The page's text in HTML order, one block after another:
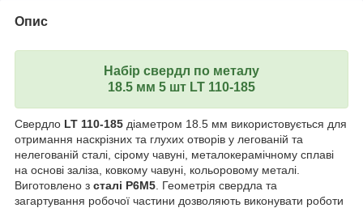
Опис
Набір свердл по металу
18.5 мм 5 шт LT 110-185
Свердло LT 110-185 діаметром 18.5 мм використовується для
отримання наскрізних та глухих отворів у легованій та
нелегованій сталі, сірому чавуні, металокерамічному сплаві
на основі заліза, ковкому чавуні, кольоровому металі.
Виготовлено з сталі P6M5 . Геометрія свердла та
загартування робочої частини дозволяють виконувати роботи